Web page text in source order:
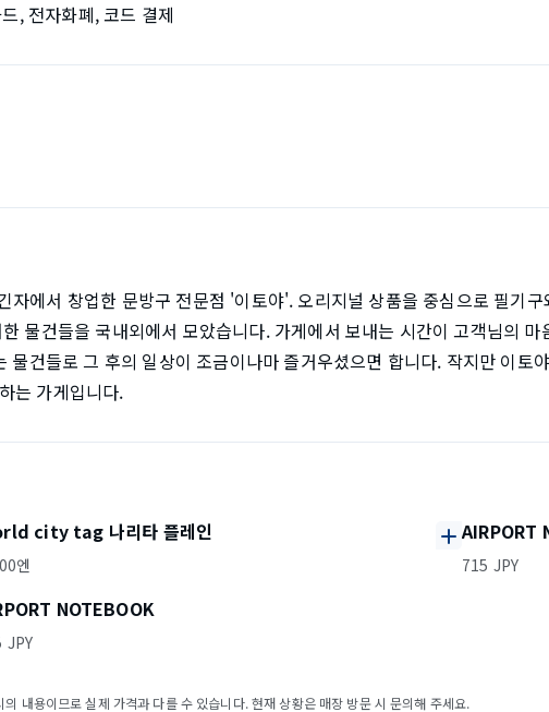
, 전자화폐, 코드 결제
자에서 창업한 문방구 전문점 '이토야'. 오리지널 상품을 중심으로 필기
물건들을 국내외에서 모았습니다. 가게에서 보내는 시간이 고객님의
물건들로 그 후의 일상이 조금이나마 즐거우셨으면 합니다. 작지만 이토
는 가게입니다.
city tag 나리타 플레인
엔
AIRPORT
715 JPY
NOTEBOOK
JPY
내용이므로 실제 가격과 다를 수 있습니다. 현재 상황은 매장 방문 시 문의해 주세요.